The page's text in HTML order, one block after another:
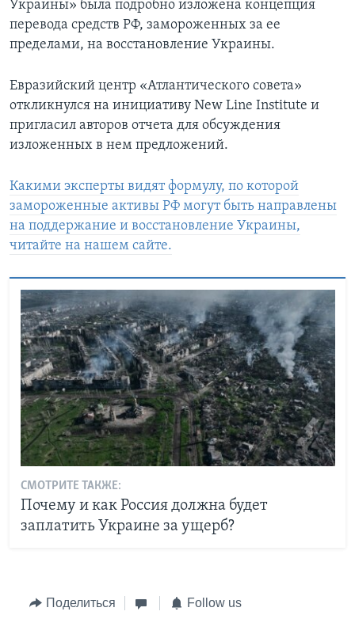
Украины» была подробно изложена концепция
перевода средств РФ, замороженных за ее
пределами, на восстановление Украины.
Евразийский центр «Атлантического совета»
откликнулся на инициативу New Line Institute и
пригласил авторов отчета для обсуждения
изложенных в нем предложений.
Какими эксперты видят формулу, по которой
замороженные активы РФ могут быть направлены
на поддержание и восстановление Украины,
читайте на нашем сайте.
СМОТРИТЕ ТАКЖЕ:
Почему и как Россия должна будет
заплатить Украине за ущерб?
Поделиться Follow us